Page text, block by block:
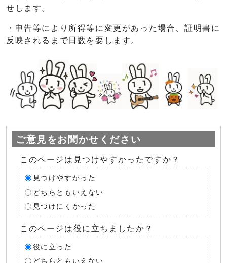
せします。
・申告等により所得等に変更があった場合、証明書に
反映されるまで日数を要します。
ご意見をお聞かせください
このページは見つけやすかったですか？
見つけやすかった
どちらともいえない
見つけにくかった
このページは役に立ちましたか？
役に立った
どちらともいえない